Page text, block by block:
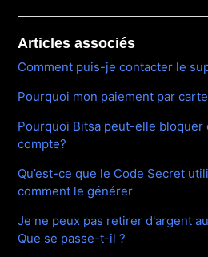
Articles associés
Comment puis-je contacter le
Pourquoi mon paiement par
Pourquoi Bitsa peut-elle bloquer
compte?
Qu’est-ce que le Code Secret
comment le générer
Je ne peux pas retirer d'argent
Que se passe-t-il ?